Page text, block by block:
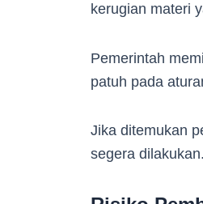
kerugian materi
Pemerintah
patuh pada
Jika ditemukan
segera dilakukan.